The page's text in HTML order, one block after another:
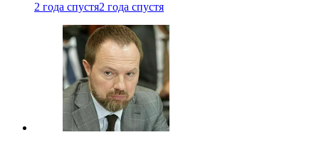
2 года спустя2 года спустя